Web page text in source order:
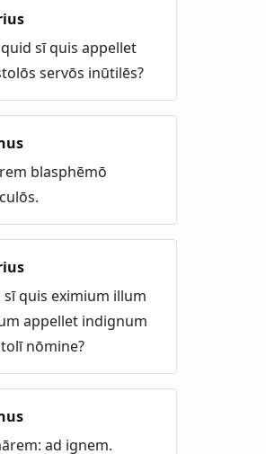
sī quis appellet
servōs inūtilēs?
blasphēmō
sī quis eximium illum
appellet indignum
nōmine?
ad ignem.